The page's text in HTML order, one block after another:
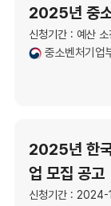
2025년 중
신청기간 : 예산 소
중소벤처기업
2025년 한
업 모집 공고
신청기간 :